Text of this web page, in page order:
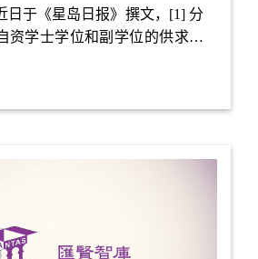
日于《星岛日报》撰文，[1] 分
资学士学位和副学位的供求，
程如何回应香港经济的人力需